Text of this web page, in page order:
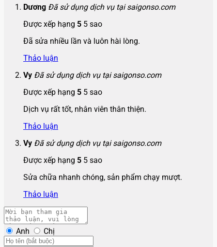
Dương Đã sử dụng dịch vụ tại saigonso.com
Được xếp hạng 5 5 sao
Đã sửa nhiều lần và luôn hài lòng.
Thảo luận
Vy Đã sử dụng dịch vụ tại saigonso.com
Được xếp hạng 5 5 sao
Dịch vụ rất tốt, nhân viên thân thiện.
Thảo luận
Vy Đã sử dụng dịch vụ tại saigonso.com
Được xếp hạng 5 5 sao
Sửa chữa nhanh chóng, sản phẩm chạy mượt.
Thảo luận
Anh Chị